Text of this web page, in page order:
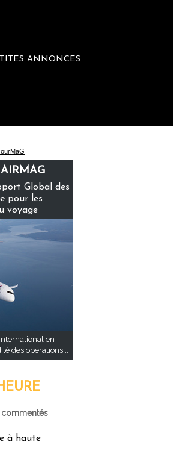
ANNONCES
Global des
pour les
voyage
en
des opérations...
commentés
à haute